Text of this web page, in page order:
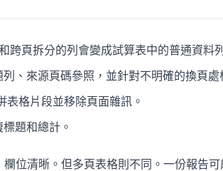
詞。
習。
跨頁拆分的列會變成試算表中的普通資料
、來源頁碼參照，並針對不明確的換頁處
格片段並移除頁面雜訊。
題和總計。
位清晰。但多頁表格則不同。一份報告